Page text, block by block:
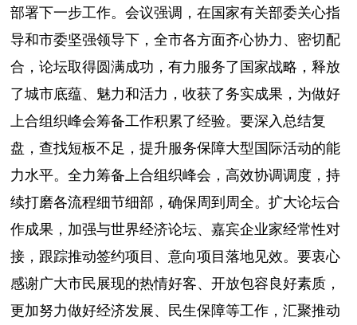
部署下一步工作。会议强调，在国家有关部委关心指
导和市委坚强领导下，全市各方面齐心协力、密切配
合，论坛取得圆满成功，有力服务了国家战略，释放
了城市底蕴、魅力和活力，收获了务实成果，为做好
上合组织峰会筹备工作积累了经验。要深入总结复
盘，查找短板不足，提升服务保障大型国际活动的能
力水平。全力筹备上合组织峰会，高效协调调度，持
续打磨各流程细节细部，确保周到周全。扩大论坛合
作成果，加强与世界经济论坛、嘉宾企业家经常性对
接，跟踪推动签约项目、意向项目落地见效。要衷心
感谢广大市民展现的热情好客、开放包容良好素质，
更加努力做好经济发展、民生保障等工作，汇聚推动